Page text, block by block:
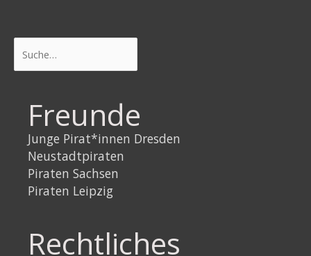
Freunde
Junge Pirat*innen Dresden
Neustadtpiraten
Piraten Sachsen
Piraten Leipzig
Rechtliches